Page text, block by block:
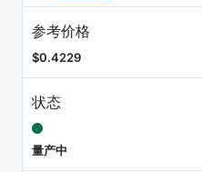
参考价格
$0.4229
状态
量产中